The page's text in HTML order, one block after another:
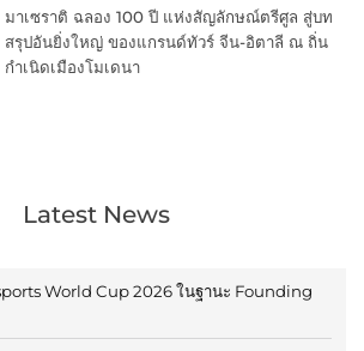
มาเซราติ ฉลอง 100 ปี แห่งสัญลักษณ์ตรีศูล สู่บท
สรุปอันยิ่งใหญ่ ของแกรนด์ทัวร์ จีน-อิตาลี ณ ถิ่น
กำเนิดเมืองโมเดนา
Latest News
World Cup 2026 ในฐานะ Founding